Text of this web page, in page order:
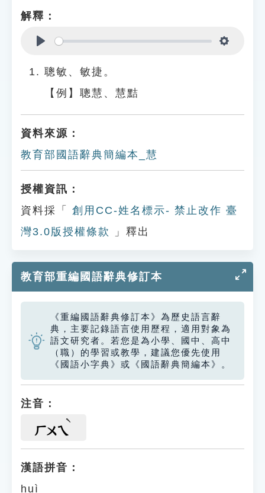
解釋：
聰敏、敏捷。
【例】聰慧、慧黠
資料來源：
教育部國語辭典簡編本_慧
授權資訊：
資料採「
創用CC-姓名標示- 禁止改作 臺
灣3.0版授權條款
」釋出
教育部重編國語辭典修訂本
《重編國語辭典修訂本》為歷史語言辭
典，主要記錄語言使用歷程，適用對象為
語文研究者。若您是為小學、國中、高中
（職）的學習或教學，建議您優先使用
《國語小字典》或《國語辭典簡編本》。
注音：
ㄏㄨㄟ
漢語拼音：
huì